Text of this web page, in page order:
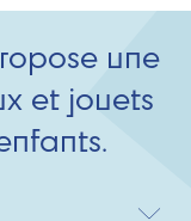
une
et jouets